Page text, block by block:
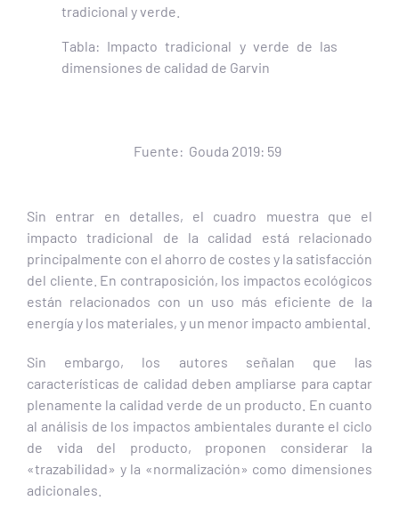
tradicional y verde.
Tabla: Impacto tradicional y verde de las
dimensiones de calidad de Garvin
Fuente: Gouda 2019: 59
Sin entrar en detalles, el cuadro muestra que el
impacto tradicional de la calidad está relacionado
principalmente con el ahorro de costes y la satisfacción
del cliente. En contraposición, los impactos ecológicos
están relacionados con un uso más eficiente de la
energía y los materiales, y un menor impacto ambiental.
Sin embargo, los autores señalan que las
características de calidad deben ampliarse para captar
plenamente la calidad verde de un producto. En cuanto
al análisis de los impactos ambientales durante el ciclo
de vida del producto, proponen considerar la
«trazabilidad» y la «normalización» como dimensiones
adicionales.